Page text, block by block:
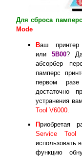
Для сброса
Mode
Ваш
или5B00?
абсорбер
памперс
первом
достаточно
устранения
Tool V6000.
Приобретая
Service Tool
использовать
функцию